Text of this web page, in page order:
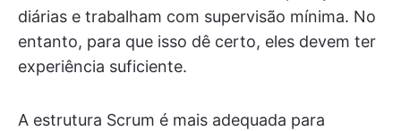
diárias e trabalham com supervisão mínima. No
entanto, para que isso dê certo, eles devem ter
experiência suficiente.
A estrutura Scrum é mais adequada para